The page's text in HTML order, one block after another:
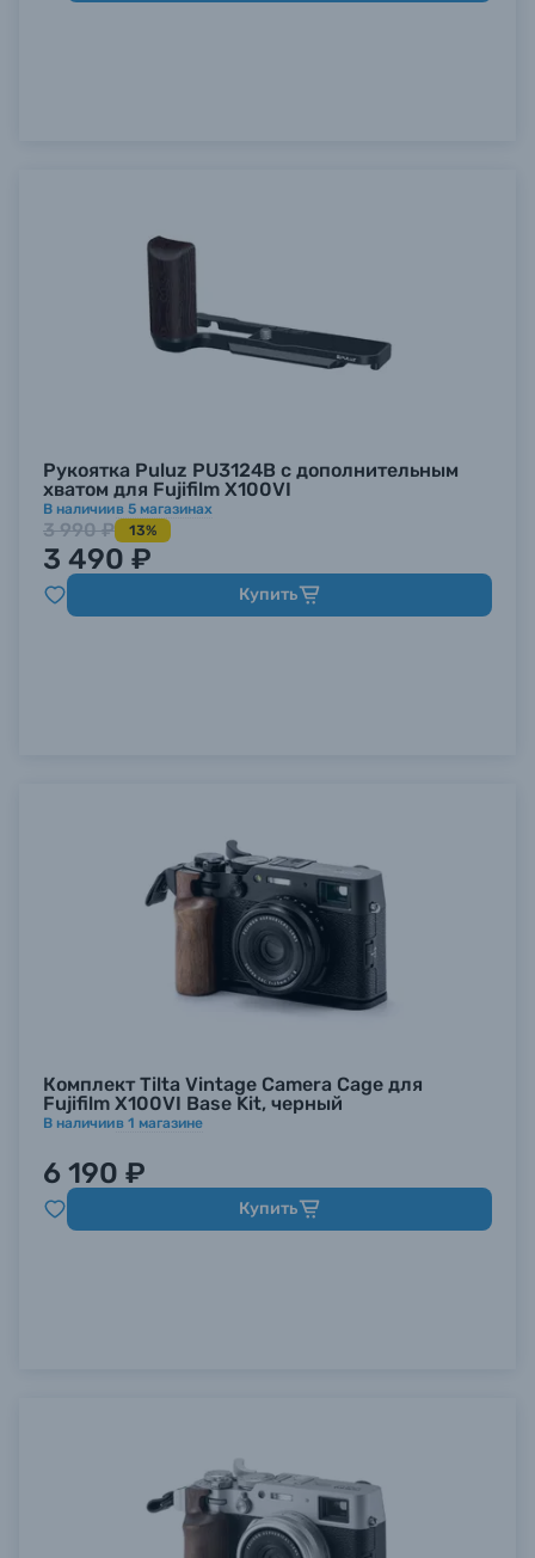
Рукоятка Puluz PU3124B с дополнительным
хватом для Fujifilm X100VI
В наличиив 5 магазинах
3 990 ₽ 13%
3 490 ₽
Купить
Комплект Tilta Vintage Camera Cage для
Fujifilm X100VI Base Kit, черный
В наличиив 1 магазине
6 190 ₽
Купить